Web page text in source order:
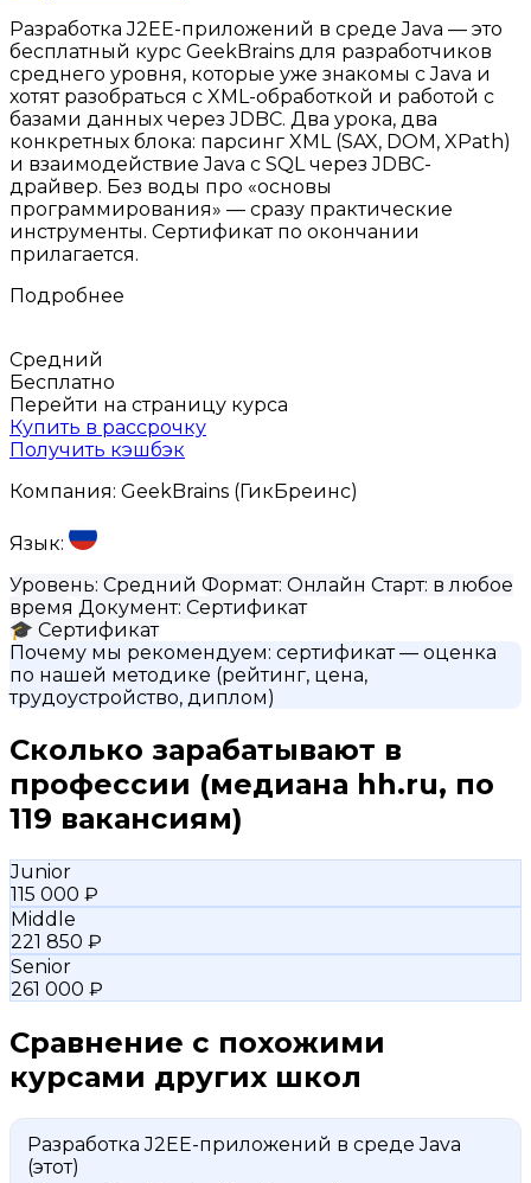
Разработка J2EE-приложений в среде Java — это
бесплатный курс GeekBrains для разработчиков
среднего уровня, которые уже знакомы с Java и
хотят разобраться с XML-обработкой и работой с
базами данных через JDBC. Два урока, два
конкретных блока: парсинг XML (SAX, DOM, XPath)
и взаимодействие Java с SQL через JDBC-
драйвер. Без воды про «основы
программирования» — сразу практические
инструменты. Сертификат по окончании
прилагается.
Подробнее
Средний
Бесплатно
Перейти на страницу курса
Купить в рассрочку
Получить кэшбэк
Компания: GeekBrains (ГикБреинс)
Язык:
Уровень: Средний Формат: Онлайн Старт: в любое
время Документ: Сертификат
🎓 Сертификат
Почему мы рекомендуем: сертификат— оценка
по нашей методике (рейтинг, цена,
трудоустройство, диплом)
Сколько зарабатывают в
профессии (медиана hh.ru, по
119 вакансиям)
Junior
115 000 ₽
Middle
221 850 ₽
Senior
261 000 ₽
Сравнение с похожими
курсами других школ
Разработка J2EE-приложений в среде Java
(этот)